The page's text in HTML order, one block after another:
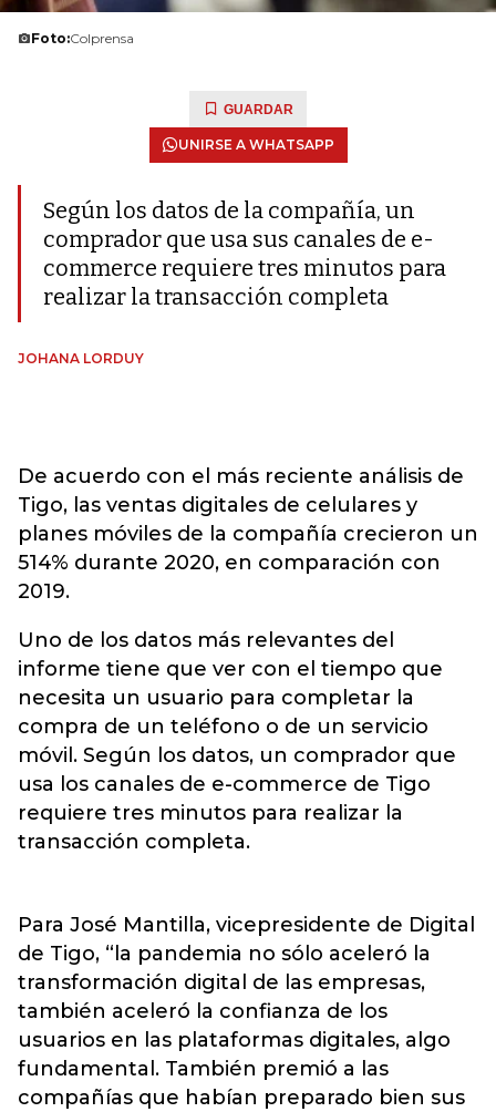
Foto:Colprensa
GUARDAR
UNIRSE A WHATSAPP
Según los datos de la compañía, un
comprador que usa sus canales de e-
commerce requiere tres minutos para
realizar la transacción completa
JOHANA LORDUY
De acuerdo con el más reciente análisis de
Tigo, las ventas digitales de celulares y
planes móviles de la compañía crecieron un
514% durante 2020, en comparación con
2019.
Uno de los datos más relevantes del
informe tiene que ver con el tiempo que
necesita un usuario para completar la
compra de un teléfono o de un servicio
móvil. Según los datos, un comprador que
usa los canales de e-commerce de Tigo
requiere tres minutos para realizar la
transacción completa.
Para José Mantilla, vicepresidente de Digital
de Tigo, “la pandemia no sólo aceleró la
transformación digital de las empresas,
también aceleró la confianza de los
usuarios en las plataformas digitales, algo
fundamental. También premió a las
compañías que habían preparado bien sus